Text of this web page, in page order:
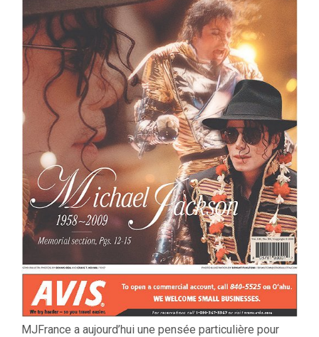
MJFrance a aujourd’hui une pensée particulière pour